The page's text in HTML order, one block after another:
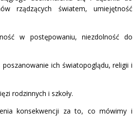
rządzących światem, umiejętność
w postępowaniu, niezdolność do
ich światopoglądu, religii i
rodzinnych i szkoły.
konsekwencji za to, co mówimy i